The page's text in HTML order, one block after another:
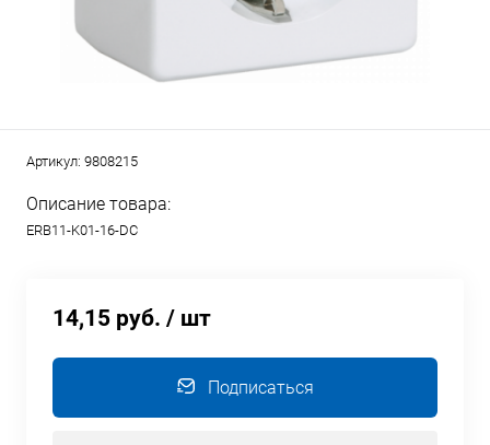
Артикул: 9808215
Описание товара:
ERB11-K01-16-DC
14,15 руб. / шт
Подписаться